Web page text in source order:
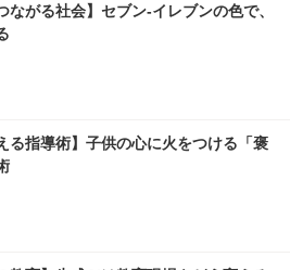
ながる社会】セブン‐イレブンの色で、
る指導術】子供の心に火をつける「褒